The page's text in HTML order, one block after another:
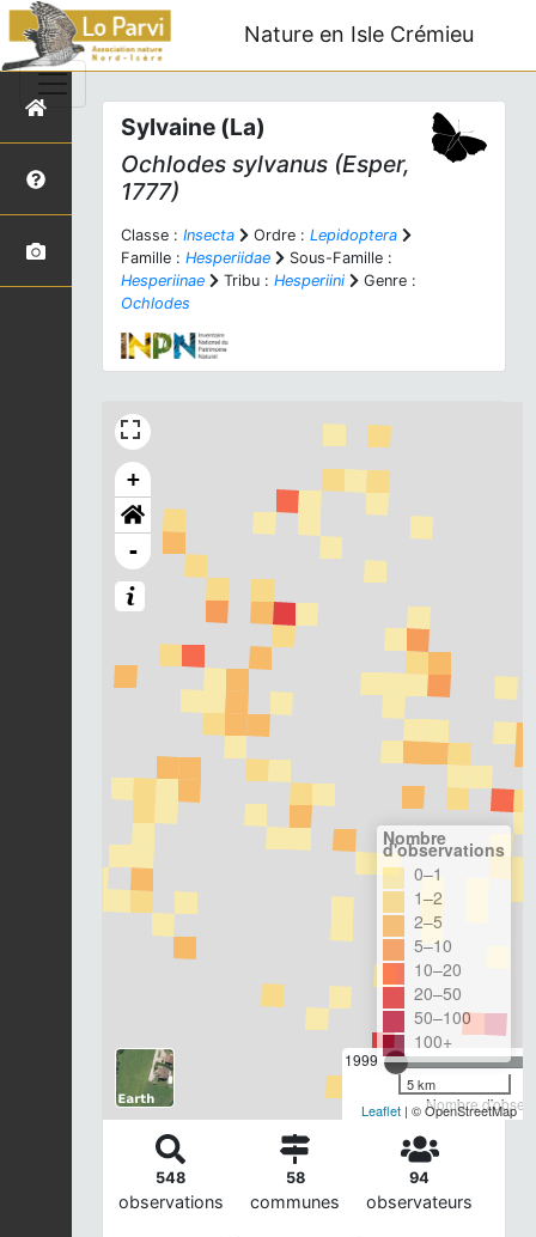
Nature en Isle Crémieu
Sylvaine (La)
Ochlodes sylvanus (Esper,
1777)
Classe : Insecta Ordre : Lepidoptera
Famille : Hesperiidae
Sous-Famille :
Hesperiinae
Tribu : Hesperiini
Genre :
Ochlodes
+
-
1999
Nombre
Nombre
d'observations
0–1
1–2
2–5
5–10
10–20
20–50
50–100
100+
5 km
Leaflet | © OpenStreetMap
548
observations
58
communes
94
observateurs